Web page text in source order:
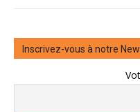
Inscrivez-vous à notre